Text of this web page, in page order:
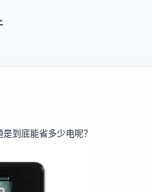
到底能省多少电呢？